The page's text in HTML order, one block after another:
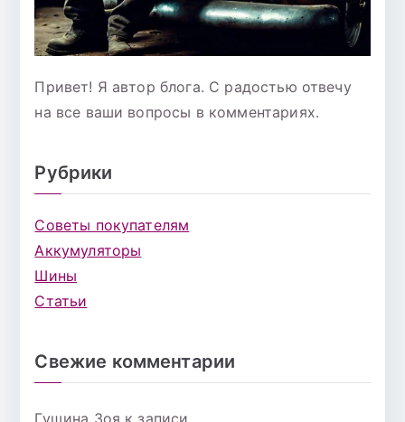
Привет! Я автор блога. С радостью отвечу
на все ваши вопросы в комментариях.
Рубрики
Советы покупателям
Аккумуляторы
Шины
Статьи
Свежие комментарии